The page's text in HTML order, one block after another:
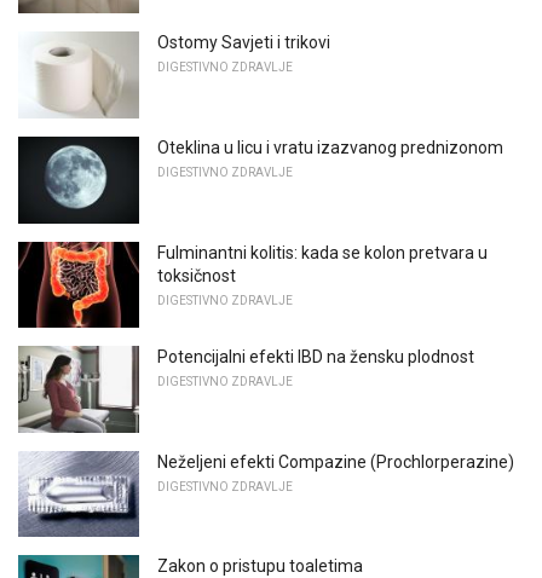
Ostomy Savjeti i trikovi
DIGESTIVNO ZDRAVLJE
Oteklina u licu i vratu izazvanog prednizonom
DIGESTIVNO ZDRAVLJE
Fulminantni kolitis: kada se kolon pretvara u
toksičnost
DIGESTIVNO ZDRAVLJE
Potencijalni efekti IBD na žensku plodnost
DIGESTIVNO ZDRAVLJE
Neželjeni efekti Compazine (Prochlorperazine)
DIGESTIVNO ZDRAVLJE
Zakon o pristupu toaletima